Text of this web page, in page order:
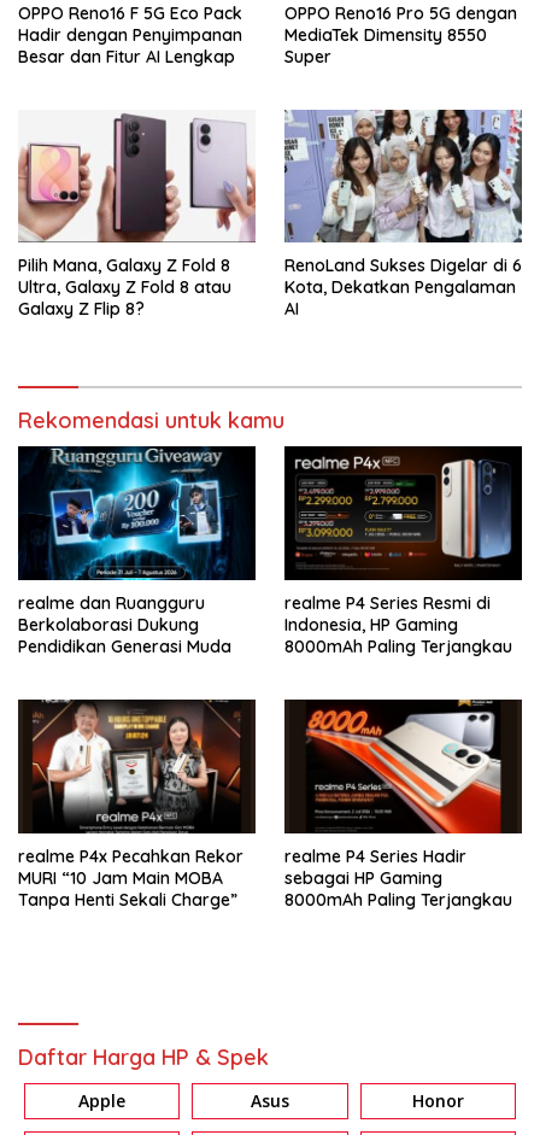
OPPO Reno16 F 5G Eco Pack
Hadir dengan Penyimpanan
Besar dan Fitur AI Lengkap
OPPO Reno16 Pro 5G dengan
MediaTek Dimensity 8550
Super
Pilih Mana, Galaxy Z Fold 8
Ultra, Galaxy Z Fold 8 atau
Galaxy Z Flip 8?
RenoLand Sukses Digelar di 6
Kota, Dekatkan Pengalaman
AI
Rekomendasi untuk kamu
realme dan Ruangguru
Berkolaborasi Dukung
Pendidikan Generasi Muda
realme P4 Series Resmi di
Indonesia, HP Gaming
8000mAh Paling Terjangkau
realme P4x Pecahkan Rekor
MURI “10 Jam Main MOBA
Tanpa Henti Sekali Charge”
realme P4 Series Hadir
sebagai HP Gaming
8000mAh Paling Terjangkau
Daftar Harga HP & Spek
Apple Asus Honor